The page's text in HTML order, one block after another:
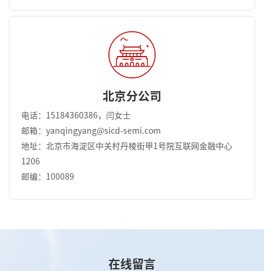
北京分公司
电话：15184360386，闫女士
邮箱：yanqingyang@sicd-semi.com
地址：北京市海淀区中关村丹棱街甲1号院互联网金融中心
1206
邮编：100089
在线留言